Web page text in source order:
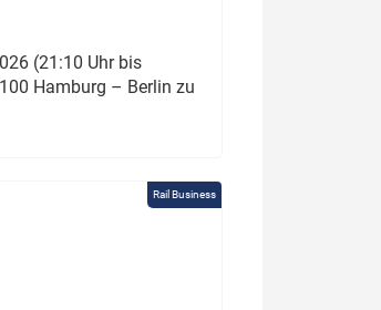
(21:10 Uhr bis
Hamburg – Berlin zu
Rail Business